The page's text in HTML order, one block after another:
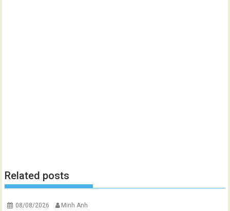
Related posts
08/08/2026 Minh Anh